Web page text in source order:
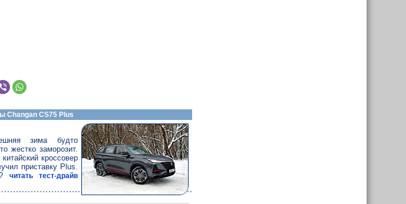
Changan CS75 Plus
зима будто
жестко заморозит.
кроссовер
приставку Plus.
читать тест-драйв